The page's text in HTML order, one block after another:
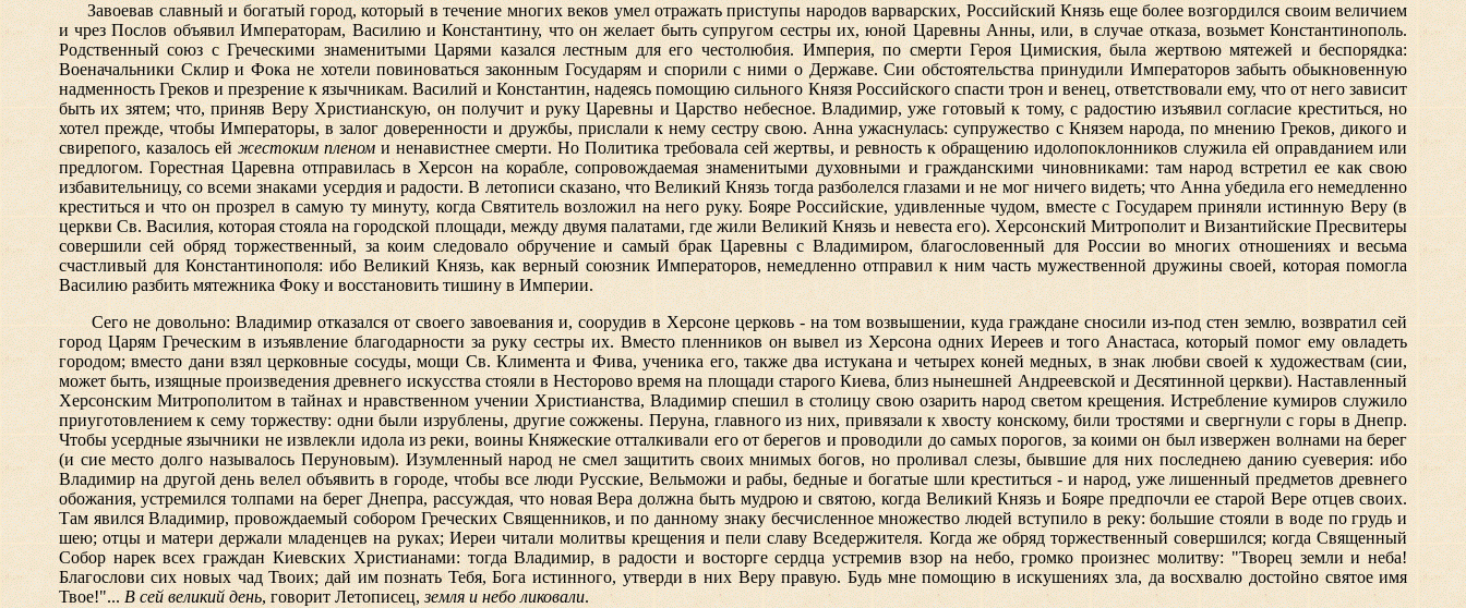
Завоевав славный и богатый город, который в течение многих веков умел отражать приступы народов варварских, Российский Князь еще более возгордился своим величием
и чрез Послов объявил Императорам, Василию и Константину, что он желает быть супругом сестры их, юной Царевны Анны, или, в случае отказа, возьмет Константинополь.
Родственный союз с Греческими знаменитыми Царями казался лестным для его честолюбия. Империя, по смерти Героя Цимиския, была жертвою мятежей и беспорядка:
Военачальники Склир и Фока не хотели повиноваться законным Государям и спорили с ними о Державе. Сии обстоятельства принудили Императоров забыть обыкновенную
надменность Греков и презрение к язычникам. Василий и Константин, надеясь помощию сильного Князя Российского спасти трон и венец, ответствовали ему, что от него зависит
быть их зятем; что, приняв Веру Христианскую, он получит и руку Царевны и Царство небесное. Владимир, уже готовый к тому, с радостию изъявил согласие креститься, но
хотел прежде, чтобы Императоры, в залог доверенности и дружбы, прислали к нему сестру свою. Анна ужаснулась:супружество с Князем народа, по мнению Греков, дикого и
свирепого, казалось ейжестоким пленоми ненавистнее смерти. Но Политика требовала сей жертвы, и ревность к обращению идолопоклонников служила ей оправданием или
предлогом. Горестная Царевна отправилась в Херсон на корабле, сопровождаемая знаменитыми духовными и гражданскими чиновниками: там народ встретил ее как свою
избавительницу, со всеми знаками усердия и радости. В летописи сказано, что Великий Князь тогда разболелся глазами и не мог ничего видеть; что Анна убедила его немедленно
креститься и что он прозрел в самую ту минуту, когда Святитель возложил на него руку. Бояре Российские, удивленные чудом, вместе с Государем приняли истинную Веру (в
церкви Св. Василия, которая стояла на городской площади, между двумя палатами, где жили Великий Князь и невеста его). Херсонский Митрополит и Византийские Пресвитеры
совершили сей обряд торжественный, за коим следовало обручение и самый брак Царевны с Владимиром, благословенный для России во многих отношениях и весьма
счастливый для Константинополя: ибо Великий Князь, как верный союзник Императоров, немедленно отправил к ним часть мужественной дружины своей, которая помогла
Василию разбить мятежника Фоку и восстановить тишину в Империи.
Сего не довольно: Владимир отказался от своего завоевания и, соорудив в Херсоне церковь - на том возвышении, куда граждане сносили из-под стен землю, возвратил сей
город Царям Греческим в изъявление благодарности за руку сестры их. Вместо пленников он вывел из Херсона одних Иереев и того Анастаса, который помог ему овладеть
городом; вместо дани взял церковные сосуды, мощи Св. Климента и Фива, ученика его, также два истукана и четырех коней медных, в знак любви своей к художествам (сии,
может быть, изящные произведения древнего искусства стояли в Несторово время на площади старого Киева, близ нынешней Андреевской и Десятинной церкви). Наставленный
Херсонским Митрополитом в тайнах и нравственном учении Христианства, Владимир спешил в столицу свою озарить народ светом крещения. Истребление кумиров служило
приуготовлением к сему торжеству: одни были изрублены, другие сожжены. Перуна, главного из них, привязали к хвосту конскому, били тростями и свергнули с горы в Днепр.
Чтобы усердные язычники не извлекли идола из реки, воины Княжеские отталкивали его от берегов и проводили до самых порогов, за коими он был извержен волнами на берег
(и сие место долго называлось Перуновым). Изумленный народ не смел защитить своих мнимых богов, но проливал слезы, бывшие для них последнею данию суеверия: ибо
Владимир на другой день велел объявить в городе, чтобы все люди Русские, Вельможи и рабы, бедные и богатые шли креститься - и народ, уже лишенный предметов древнего
обожания, устремился толпами на берег Днепра, рассуждая, что новая Вера должна быть мудрою и святою, когда Великий Князь и Бояре предпочли ее старой Вере отцев своих.
Там явился Владимир, провождаемый собором Греческих Священников, и по данному знаку бесчисленное множество людей вступило в реку:большие стояли в воде по грудь и
шею; отцы и матери держали младенцев на руках; Иереи читали молитвы крещения и пели славу Вседержителя. Когда же обряд торжественный совершился; когда Священный
Собор нарек всех граждан Киевских Христианами: тогда Владимир, в радости и восторге сердца устремив взор на небо, громко произнес молитву: "Творец земли и неба!
Благослови сих новых чад Твоих; дай им познать Тебя, Бога истинного, утверди в них Веру правую. Будь мне помощию в искушениях зла, да восхвалю достойно святое имя
Твое!"...В сей великий день, говорит Летописец,земля и небо ликовали.